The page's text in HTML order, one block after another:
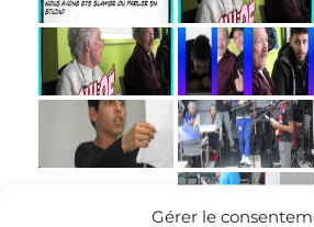
Gérer le